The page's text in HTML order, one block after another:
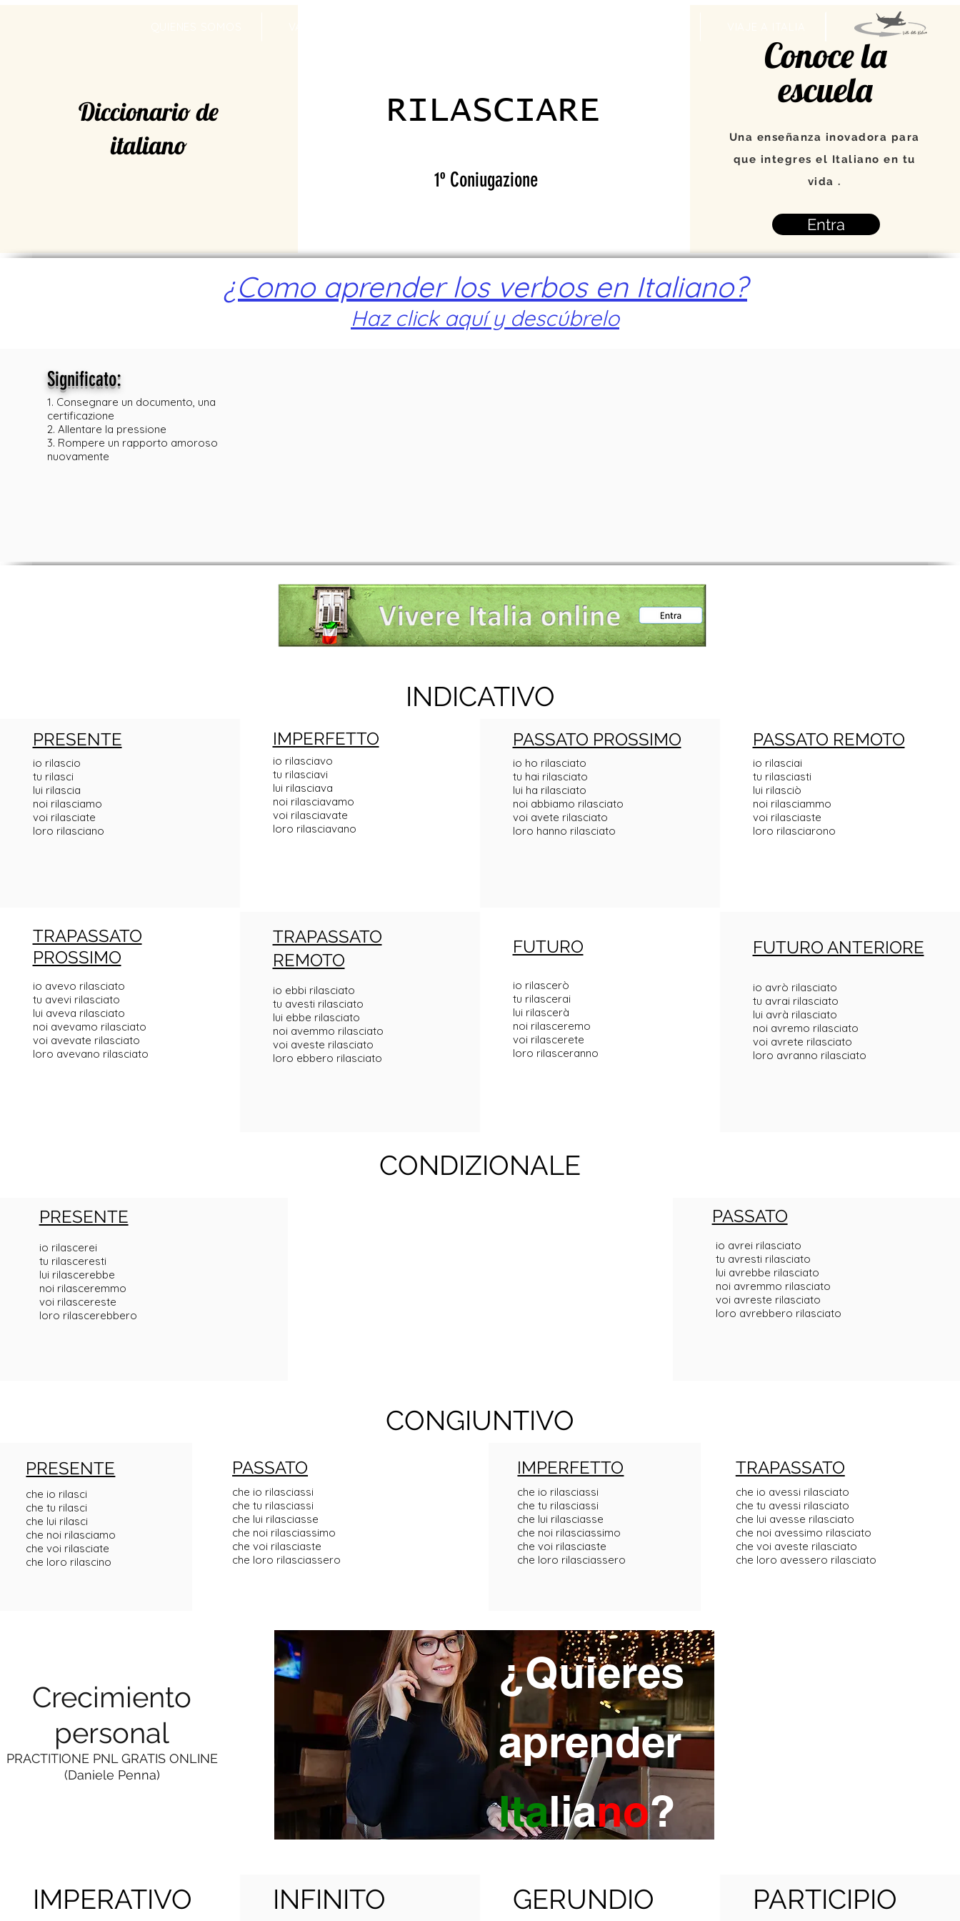
Diccionario de
italiano
RILASCIARE
1º Coniugazione
Conoce la
escuela
Una enseñanza inovadora para
que integres el Italiano en tu
vida .
Entra
¿Como aprender los verbos en Italiano?
Haz click aquí y descúbrelo
Significato:
1. Consegnare un documento, una
certificazione
2. Allentare la pressione
3. Rompere un rapporto amoroso
nuovamente
INDICATIVO
PRESENTE
io rilascio
tu rilasci
lui rilascia
noi rilasciamo
voi rilasciate
loro rilasciano
IMPERFETTO
io rilasciavo
tu rilasciavi
lui rilasciava
noi rilasciavamo
voi rilasciavate
loro rilasciavano
PASSATO PROSSIMO
io ho rilasciato
tu hai rilasciato
lui ha rilasciato
noi abbiamo rilasciato
voi avete rilasciato
loro hanno rilasciato
PASSATO REMOTO
io rilasciai
tu rilasciasti
lui rilasciò
noi rilasciammo
voi rilasciaste
loro rilasciarono
TRAPASSATO
PROSSIMO
io avevo rilasciato
tu avevi rilasciato
lui aveva rilasciato
noi avevamo rilasciato
voi avevate rilasciato
loro avevano rilasciato
TRAPASSATO
REMOTO
io ebbi rilasciato
tu avesti rilasciato
lui ebbe rilasciato
noi avemmo rilasciato
voi aveste rilasciato
loro ebbero rilasciato
FUTURO
io rilascerò
tu rilascerai
lui rilascerà
noi rilasceremo
voi rilascerete
loro rilasceranno
FUTURO ANTERIORE
io avrò rilasciato
tu avrai rilasciato
lui avrà rilasciato
noi avremo rilasciato
voi avrete rilasciato
loro avranno rilasciato
CONDIZIONALE
PRESENTE
io rilascerei
tu rilasceresti
lui rilascerebbe
noi rilasceremmo
voi rilascereste
loro rilascerebbero
PASSATO
io avrei rilasciato
tu avresti rilasciato
lui avrebbe rilasciato
noi avremmo rilasciato
voi avreste rilasciato
loro avrebbero rilasciato
CONGIUNTIVO
PRESENTE
che io rilasci
che tu rilasci
che lui rilasci
che noi rilasciamo
che voi rilasciate
che loro rilascino
PASSATO
che io rilasciassi
che tu rilasciassi
che lui rilasciasse
che noi rilasciassimo
che voi rilasciaste
che loro rilasciassero
IMPERFETTO
che io rilasciassi
che tu rilasciassi
che lui rilasciasse
che noi rilasciassimo
che voi rilasciaste
che loro rilasciassero
TRAPASSATO
che io avessi rilasciato
che tu avessi rilasciato
che lui avesse rilasciato
che noi avessimo rilasciato
che voi aveste rilasciato
che loro avessero rilasciato
Crecimiento
personal
PRACTITIONE PNL GRATIS ONLINE
(Daniele Penna)
¿Quieres
aprender
Italiano?
IMPERATIVO INFINITO GERUNDIO PARTICIPIO